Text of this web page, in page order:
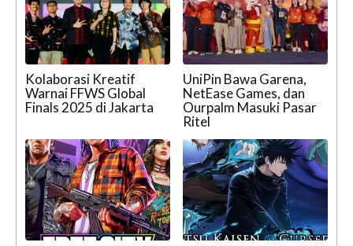
Kolaborasi Kreatif
Warnai FFWS Global
Finals 2025 di Jakarta
UniPin Bawa Garena,
NetEase Games, dan
Ourpalm Masuki Pasar
Ritel